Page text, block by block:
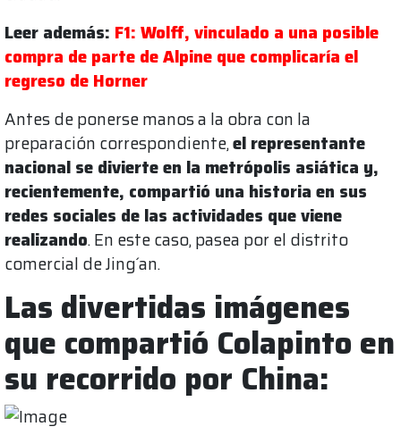
Leer además: F1: Wolff, vinculado a una posible
compra de parte de Alpine que complicaría el
regreso de Horner
Antes de ponerse manos a la obra con la
preparación correspondiente,el representante
nacional se divierte en la metrópolis asiática y,
recientemente, compartió una historia en sus
redes sociales de las actividades que viene
realizando. En este caso, pasea por el distrito
comercial de Jing´an.
Las divertidas imágenes
que compartió Colapinto en
su recorrido por China: